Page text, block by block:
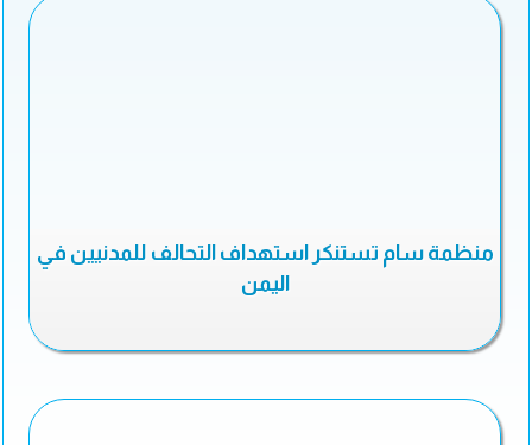
منظمة سام تستنكر استهداف التحالف للمدنيين في
اليمن